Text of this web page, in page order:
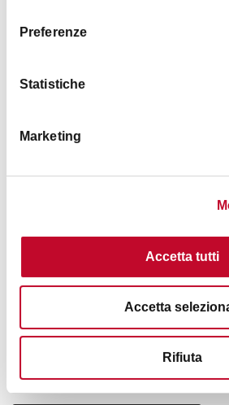
Preferenze
Statistiche
Marketing
Accetta tutti
Accetta
Rifiuta
RÉDUCTION10%
Genus Bononiae - Casa